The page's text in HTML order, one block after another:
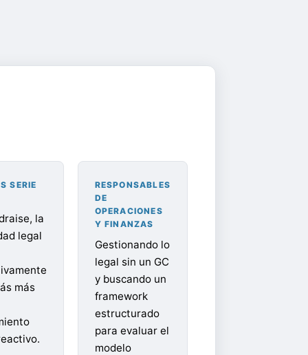
SERIE
la
legal
más
RESPONSABLES
DE
OPERACIONES
Y FINANZAS
Gestionando lo
legal sin un GC
y buscando un
framework
estructurado
para evaluar el
modelo